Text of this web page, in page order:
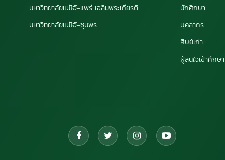
มหาวิทยาลัยแม่โจ้-แพร่ เฉลิมพระเกียรติ
มหาวิทยาลัยแม่โจ้-ชุมพร
นักศึกษา
บุคลากร
ศิษย์เก่า
ผู้สนใจเข้าศึกษา